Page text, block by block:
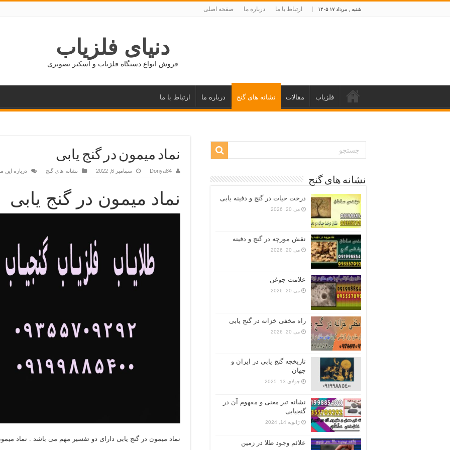
شنبه , مرداد ۱۷ ۱۴۰۵ ارتباط با ما درباره ما صفحه اصلی
دنیای فلزیاب
فروش انواع دستگاه فلزیاب و اسکنر تصویری
فلزیاب مقالات نشانه های گنج درباره ما ارتباط با ما
نماد میمون در گنج یابی
Donya84 سپتامبر 6, 2022 نشانه های گنج درباره
نماد میمون در گنج یابی
نماد میمون در گنج یابی دارای دو تفسیر مهم می باشد . نماد
نشانه های گنج
درخت حیات در گنج و دفینه یابی
می 20, 2026
نقش مورچه در گنج و دفینه
می 20, 2026
علامت جوغن
می 20, 2026
راه مخفی خزانه در گنج یابی
می 20, 2026
تاریخچه گنج‌ یابی در ایران و
جهان
جولای 13, 2025
نشانه تبر معنی و مفهوم آن در
گنجیابی
ژانویه 14, 2024
علائم وجود طلا در زمین